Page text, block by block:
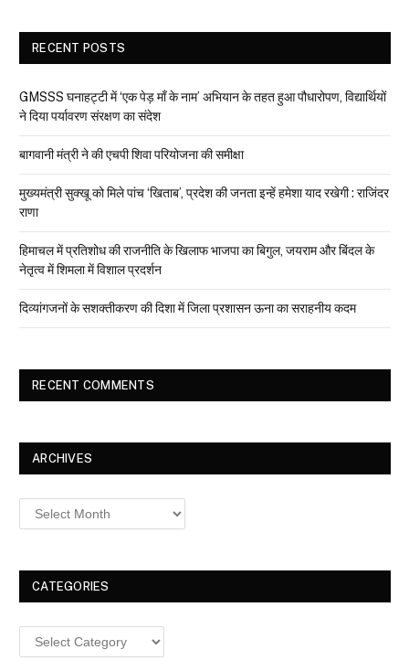
RECENT POSTS
GMSSS घनाहट्टी में ‘एक पेड़ माँ के नाम’ अभियान के तहत हुआ पौधारोपण, विद्यार्थियों
ने दिया पर्यावरण संरक्षण का संदेश
बागवानी मंत्री ने की एचपी शिवा परियोजना की समीक्षा
मुख्यमंत्री सुक्खू को मिले पांच ‘खिताब’, प्रदेश की जनता इन्हें हमेशा याद रखेगी : राजिंदर
राणा
हिमाचल में प्रतिशोध की राजनीति के खिलाफ भाजपा का बिगुल, जयराम और बिंदल के
नेतृत्व में शिमला में विशाल प्रदर्शन
दिव्यांगजनों के सशक्तीकरण की दिशा में जिला प्रशासन ऊना का सराहनीय कदम
RECENT COMMENTS
ARCHIVES
Archives
CATEGORIES
Categories